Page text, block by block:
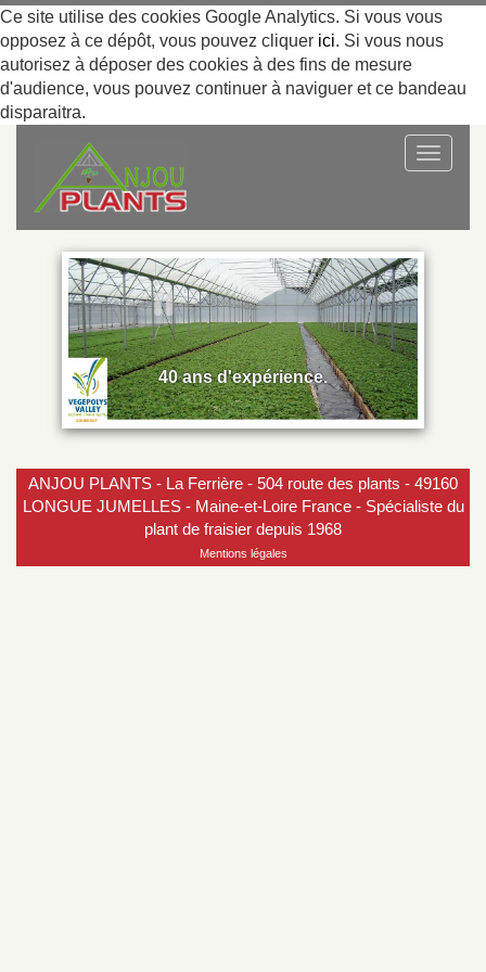
Ce site utilise des cookies Google Analytics. Si vous vous
opposez à ce dépôt, vous pouvez cliquer ici. Si vous nous
autorisez à déposer des cookies à des fins de mesure
d'audience, vous pouvez continuer à naviguer et ce bandeau
disparaitra.
Toggle
40 ans d'expérience.
ANJOU PLANTS - La Ferrière - 504 route des plants - 49160
LONGUE JUMELLES - Maine-et-Loire France - Spécialiste du
plant de fraisier depuis 1968
Mentions légales